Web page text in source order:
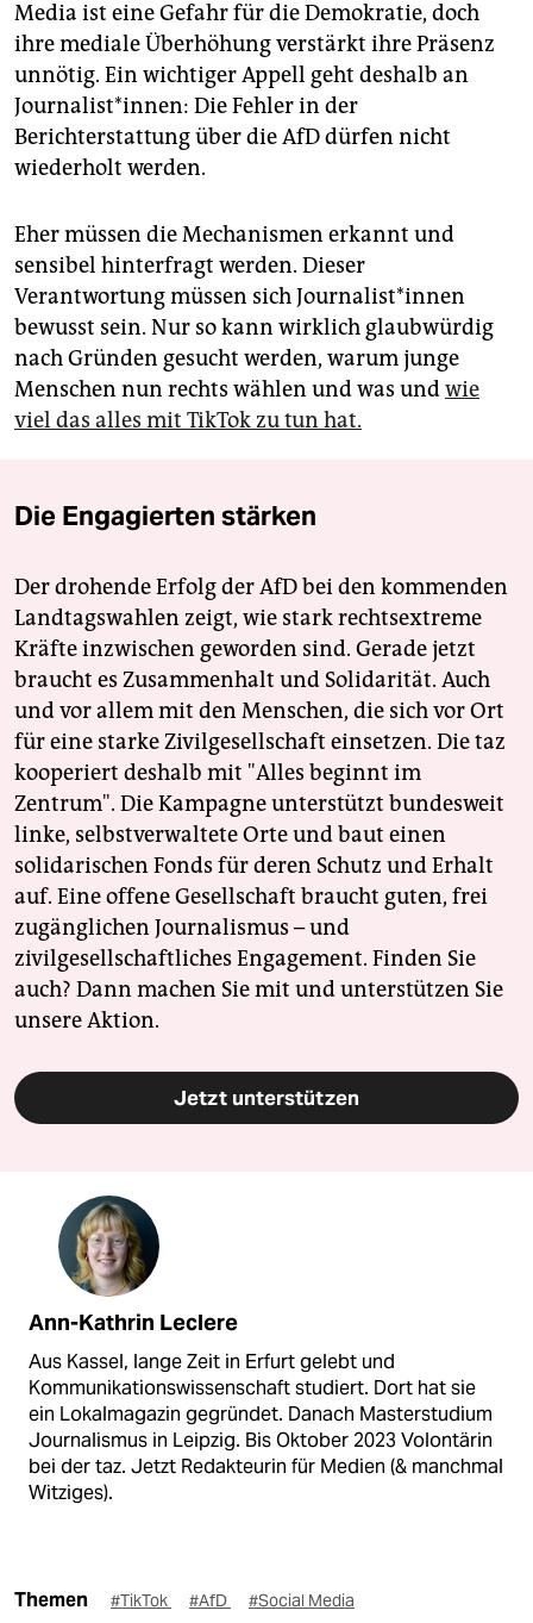
Media ist eine Gefahr für die Demokratie, doch
ihre mediale Überhöhung verstärkt ihre Präsenz
unnötig. Ein wichtiger Appell geht deshalb an
Journalist*innen: Die Fehler in der
Berichterstattung über die AfD dürfen nicht
wiederholt werden.
Eher müssen die Mechanismen erkannt und
sensibel hinterfragt werden. Dieser
Verantwortung müssen sich Jour­na­lis­t*in­nen
bewusst sein. Nur so kann wirklich glaubwürdig
nach Gründen gesucht werden, warum junge
Menschen nun rechts wählen und was undwie
viel das alles mit TikTok zu tun hat.
Die Engagierten stärken
Der drohende Erfolg der AfD bei den kommenden
Landtagswahlen zeigt, wie stark rechtsextreme
Kräfte inzwischen geworden sind. Gerade jetzt
braucht es Zusammenhalt und Solidarität. Auch
und vor allem mit den Menschen, die sich vor Ort
für eine starke Zivilgesellschaft einsetzen. Die taz
kooperiert deshalb mit "Alles beginnt im
Zentrum". Die Kampagne unterstützt bundesweit
linke, selbstverwaltete Orte und baut einen
solidarischen Fonds für deren Schutz und Erhalt
auf. Eine offene Gesellschaft braucht guten, frei
zugänglichen Journalismus – und
zivilgesellschaftliches Engagement. Finden Sie
auch? Dann machen Sie mit und unterstützen Sie
unsere Aktion.
Jetzt unterstützen
Ann-Kathrin Leclere
Aus Kassel, lange Zeit in Erfurt gelebt und
Kommunikationswissenschaft studiert. Dort hat sie
ein Lokalmagazin gegründet. Danach Masterstudium
Journalismus in Leipzig. Bis Oktober 2023 Volontärin
bei der taz. Jetzt Redakteurin für Medien (& manchmal
Witziges).
Themen #TikTok #AfD #Social Media